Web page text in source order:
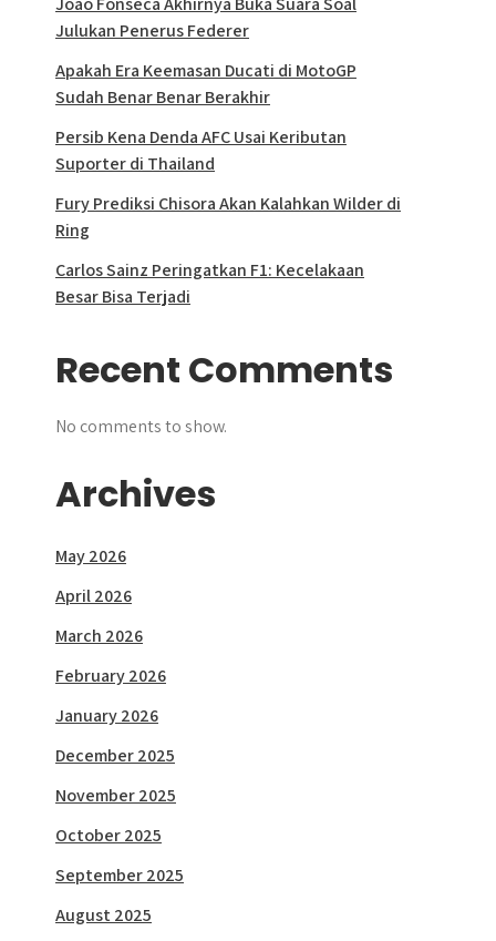
Julukan Penerus Federer
Apakah Era Keemasan Ducati di MotoGP
Sudah Benar Benar Berakhir
Persib Kena Denda AFC Usai Keributan
Suporter di Thailand
Fury Prediksi Chisora Akan Kalahkan Wilder di
Ring
Carlos Sainz Peringatkan F1: Kecelakaan
Besar Bisa Terjadi
Recent Comments
No comments to show.
Archives
May 2026
April 2026
March 2026
February 2026
January 2026
December 2025
November 2025
October 2025
September 2025
August 2025